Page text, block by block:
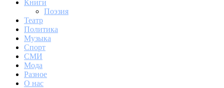
Книги
Поэзия
Театр
Политика
Музыка
Спорт
СМИ
Мода
Разное
О нас